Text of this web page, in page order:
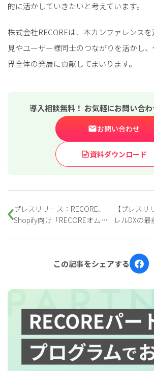
的に活かしていきたいと考えています。
株式会社RECOREは、本カンファレンス
見やユーザー様同士のつながりを活かし
界全体の発展に貢献してまいります。
導入相談無料！ お気軽にお問い合わ
お問い合わせ
資料ダウンロード
プレスリリース：RECORE、
Shopify向け「RECOREオムニ
【プレス
レルDXの
サダーに就任
この記事をシェアする